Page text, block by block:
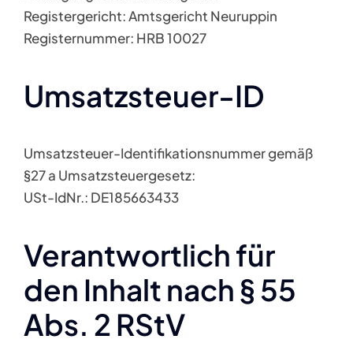
Registergericht: Amtsgericht Neuruppin
Registernummer: HRB 10027
Umsatzsteuer-ID
Umsatzsteuer-Identifikationsnummer gemäß
§27 a Umsatzsteuergesetz:
USt-IdNr.: DE185663433
Verantwortlich für
den Inhalt nach § 55
Abs. 2 RStV